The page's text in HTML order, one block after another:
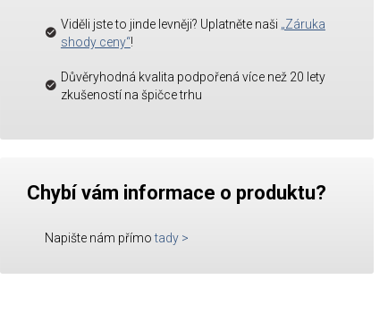
Viděli jste to jinde levněji? Uplatněte naši „Záruka
shody ceny“!
Důvěryhodná kvalita podpořená více než 20 lety
zkušeností na špičce trhu
Chybí vám informace o produktu?
Napište nám přímo tady >